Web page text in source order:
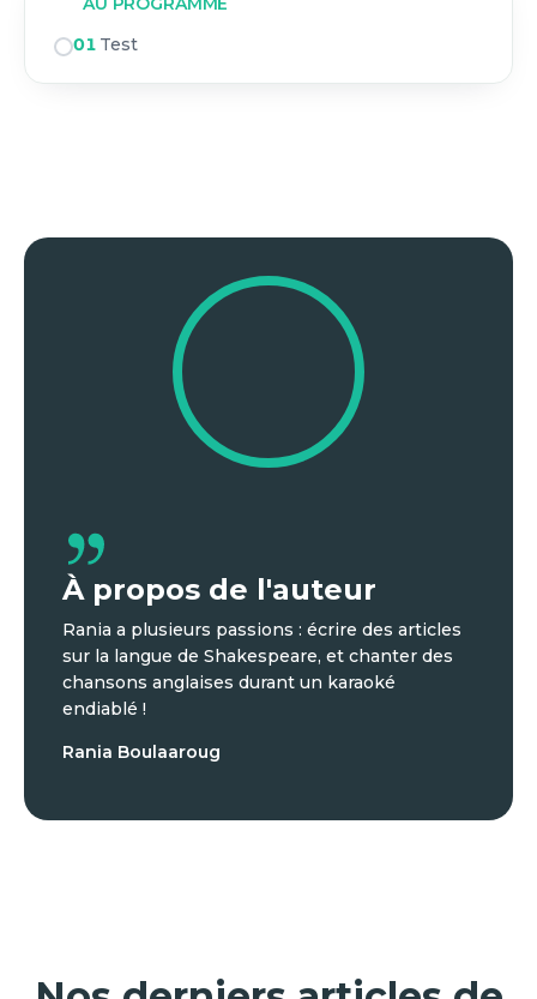
01 Test
À propos de l'auteur
Rania a plusieurs passions : écrire des articles
sur la langue de Shakespeare, et chanter des
chansons anglaises durant un karaoké
endiablé !
Rania Boulaaroug